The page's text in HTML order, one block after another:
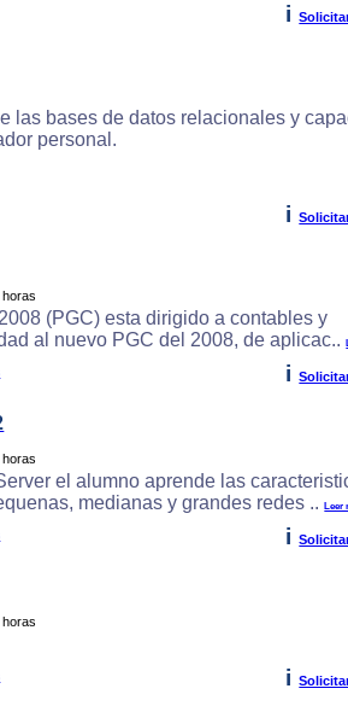
i
las bases de datos relacionales y
personal.
i
horas
(PGC) esta dirigido a contables y
al nuevo PGC del 2008, de aplicac..
i
horas
el alumno aprende las
medianas y grandes redes ..Leer
i
horas
i